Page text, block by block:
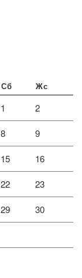
Сб Жс
1 2
8 9
15 16
22 23
29 30